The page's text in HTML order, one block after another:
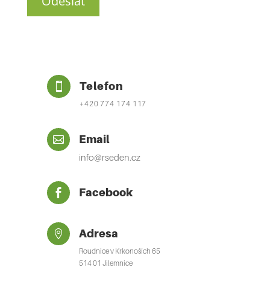
 Telefon
+420 774 174 117
 Email
info@rseden.cz
 Facebook
 Adresa
Roudnice v Krkonoších 65
514 01 Jilemnice